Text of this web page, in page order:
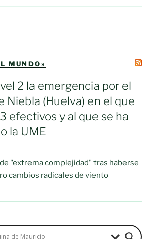
MUNDO»
2 la emergencia por el
Niebla (Huelva) en el que
efectivos y al que se ha
la UME
"extrema complejidad" tras haberse
cambios radicales de viento